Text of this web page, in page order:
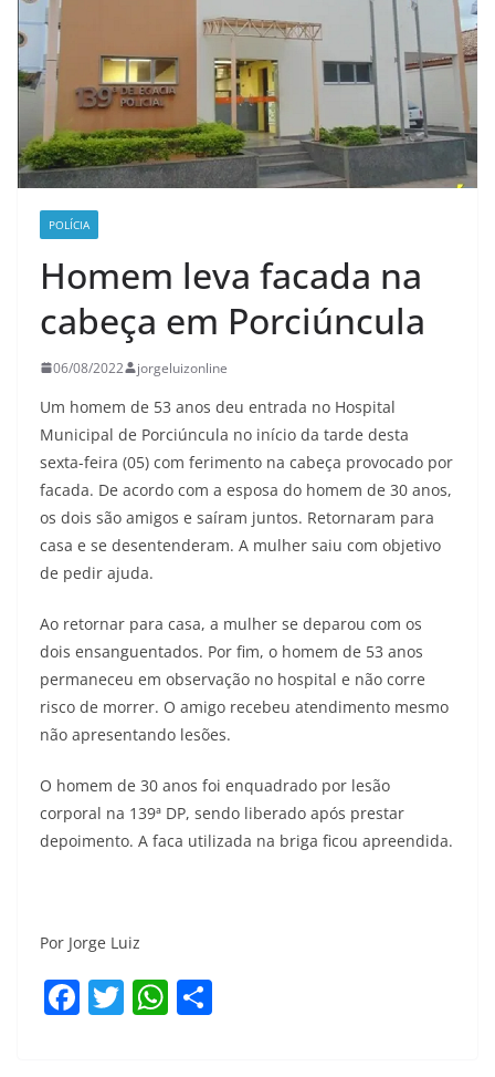
POLÍCIA
Homem leva facada na
cabeça em Porciúncula
06/08/2022 jorgeluizonline
Um homem de 53 anos deu entrada no Hospital
Municipal de Porciúncula no início da tarde desta
sexta-feira (05) com ferimento na cabeça provocado por
facada. De acordo com a esposa do homem de 30 anos,
os dois são amigos e saíram juntos. Retornaram para
casa e se desentenderam. A mulher saiu com objetivo
de pedir ajuda.
Ao retornar para casa, a mulher se deparou com os
dois ensanguentados. Por fim, o homem de 53 anos
permaneceu em observação no hospital e não corre
risco de morrer. O amigo recebeu atendimento mesmo
não apresentando lesões.
O homem de 30 anos foi enquadrado por lesão
corporal na 139ª DP, sendo liberado após prestar
depoimento. A faca utilizada na briga ficou apreendida.
Por Jorge Luiz
F T W